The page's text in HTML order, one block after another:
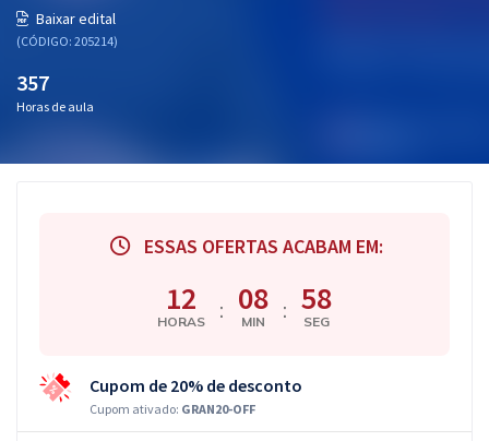
Questões grátis
Conteúdo gratuito
Baixar edital
(CÓDIGO: 205214)
357
Horas de aula
ESSAS OFERTAS ACABAM EM:
12
HORAS : 08
MIN : 57
SEG
Cupom de 20% de desconto
Cupom ativado: GRAN20-OFF